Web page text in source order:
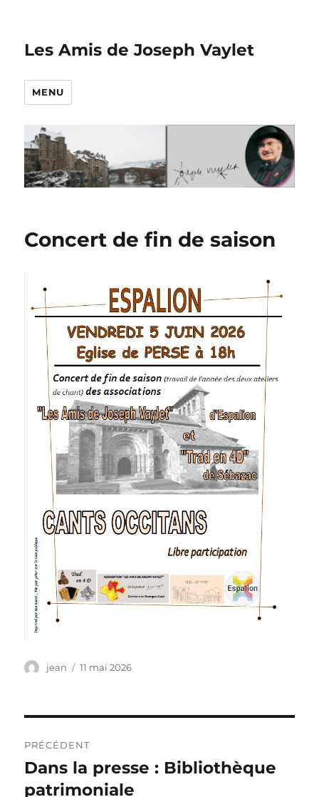
Les Amis de Joseph Vaylet
MENU
Concert de fin de saison
Auteur
jean
Publié
11 mai 2026
de
l’article
PRÉCÉDENT
Publication
précédente :
Dans la presse : Bibliothèque
patrimoniale